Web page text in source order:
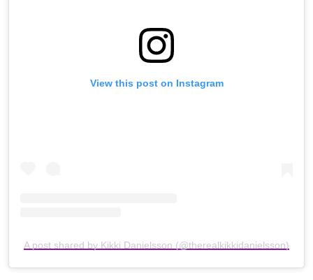
View this post on Instagram
A post shared by Kikki Danielsson (@therealkikkidanielsson)